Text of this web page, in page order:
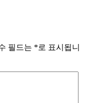
필드는 *로 표시됩니